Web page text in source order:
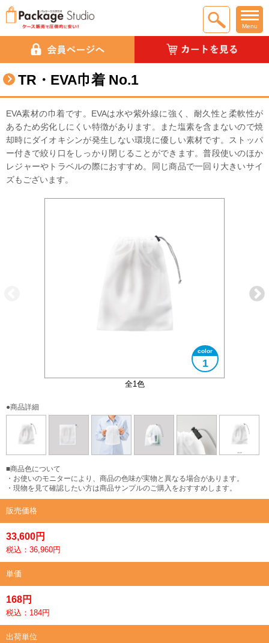
Menu
TR・EVA巾着 No.1
EVA素材の巾着です。EVAは水や紫外線に強く、耐久性と柔軟性が
あるため劣化しにくい特徴があります。また塩素を含まないので焼
却時にダイオキシンが発生しない環境に優しい素材です。ストッパ
ー付きで絞り口をしっかり閉じることができます。普段使いのほか
レジャーやトラベルの際におすすめ。同じ商品で一回り大きいサイ
ズもございます。
全1色
1
EVA素材
大きさイメージ
使用イメージ
ストッパー付き
●商品詳細
■商品色について
・お使いのモニターにより、商品の色味が実物と異なる場合があります。
・現物を見て確認したい方は商品サンプルのご購入をおすすめします。
販売価格
33,600円
税込：36,960円
単価
168円
税込：184円
出荷単位